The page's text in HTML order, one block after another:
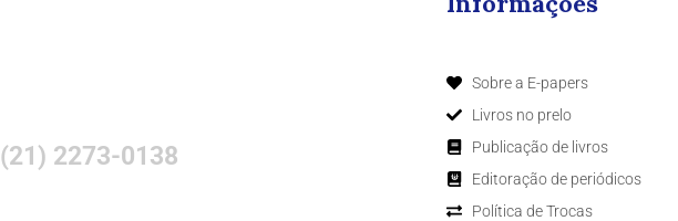
(21) 2273-0138
Sobre a E-papers
Livros no prelo
Publicação de livros
Editoração de periódicos
Política de Trocas